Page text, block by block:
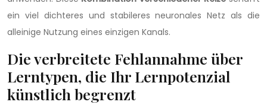
ein viel dichteres und stabileres neuronales Netz als die
alleinige Nutzung eines einzigen Kanals.
Die verbreitete Fehlannahme über
Lerntypen, die Ihr Lernpotenzial
künstlich begrenzt